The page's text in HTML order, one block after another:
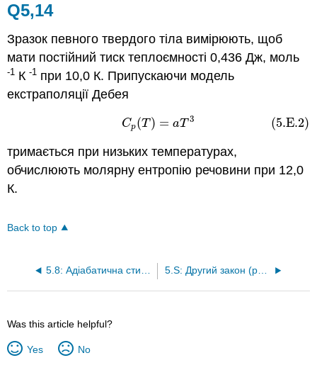
Q5,14
Зразок певного твердого тіла вимірюють, щоб
мати постійний тиск теплоємності 0,436 Дж, моль
-1 К-1 при 10,0 К. Припускаючи модель
екстраполяції Дебея
Cp(T ) = aT 3 (5.E.2)
(5.E.2)C p(T)=aT
тримається при низьких температурах,
обчислюють молярну ентропію речовини при 12,0
К.
Back to top
5.8: Адіабатична стисливість 5.S: Другий закон (резюме)
Was this article helpful?
Yes No